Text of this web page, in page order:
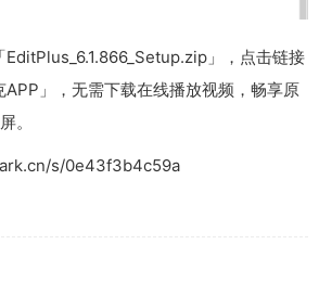
」，点击链接
APP」，无需下载在线播放视频，畅享原
。
s/0e43f3b4c59a